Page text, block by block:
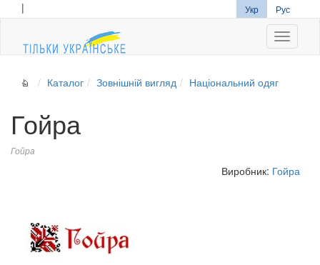
| Укр Рус
Каталог Зовнішній вигляд Національний одяг
Гойра
Гойра
Виробник: Гойра